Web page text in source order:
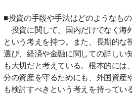
■投資の手段や手法はどのようなも
投資に関して、国内だけでなく海
という考えを持つ。また、長期的な
選び、経済や金融に関しての詳しい
も大切だと考えている。根本的には
分の資産を守るためにも、外国資産
も検討すべきという考えを持ってい